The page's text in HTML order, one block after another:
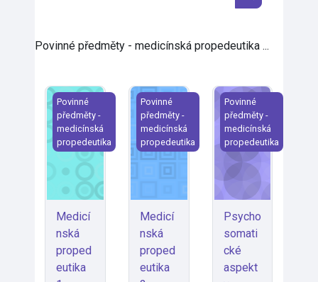
Search
Povinné předměty - medicínská propedeutika ...
Medicínská propedeutika 1
Povinné
předměty -
medicínská
propedeutika
Medicí
nská
proped
eutika
Medicínská propedeutika 2
Povinné
předměty -
medicínská
propedeutika
Medicí
nská
proped
eutika
Psychosomatické
Povinné
předměty -
medicínská
propedeutika
Psycho
somati
cké
aspekt